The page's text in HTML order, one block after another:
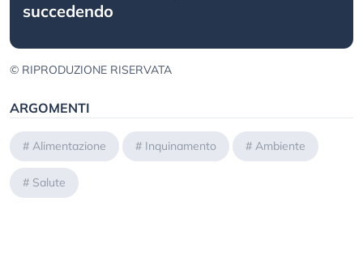
succedendo
© RIPRODUZIONE RISERVATA
ARGOMENTI
# Alimentazione # Inquinamento # Ambiente
# Salute